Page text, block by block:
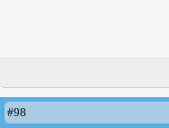
#98